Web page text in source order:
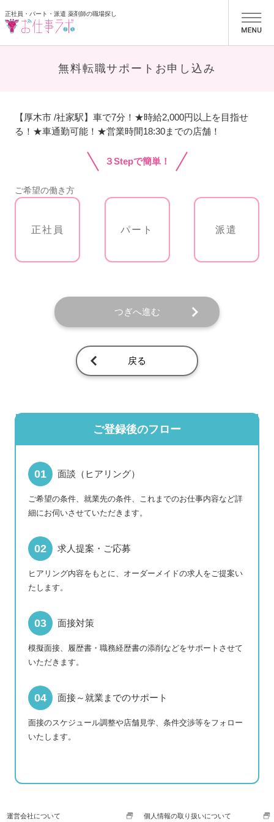
正社員・パート・派遣 薬剤師の職場探し
無料転職サポートお申し込み
【厚木市 /社家駅】車で7分！★時給2,000円以上を目指せ
る！★車通勤可能！★営業時間18:30までの店舗！
３Stepで簡単！
ご希望の働き方
正社員 パート 派遣
つぎへ進む
戻る
ご登録後のフロー
面談（ヒアリング）
ご希望の条件、就業先の条件、これまでのお仕事内容など詳
細にお伺いさせていただきます。
求人提案・ご応募
ヒアリング内容をもとに、オーダーメイドの求人をご提案い
たします。
面接対策
模擬面接、履歴書・職務経歴書の添削などをサポートさせて
いただきます。
面接～就業までのサポート
面接のスケジュール調整や店舗見学、条件交渉等をフォロー
いたします。
運営会社について 個人情報の取り扱いについて